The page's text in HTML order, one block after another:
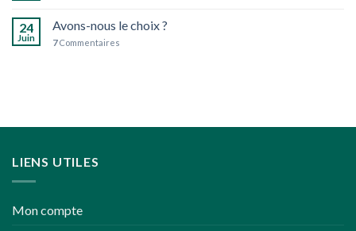
plus
24
Juin
Avons-nous le choix ?
7Commentaires
LIENS UTILES
Mon compte